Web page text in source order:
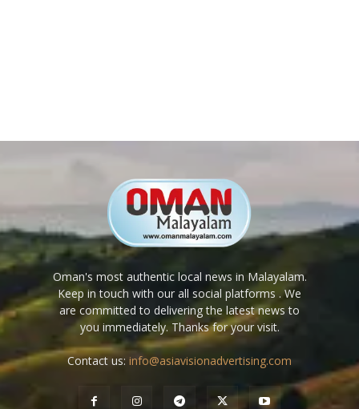
Oman's most authentic local news in Malayalam.
Keep in touch with our all social platforms . We
are committed to delivering the latest news to
you immediately. Thanks for your visit.
Contact us: info@asiavisionadvertising.com